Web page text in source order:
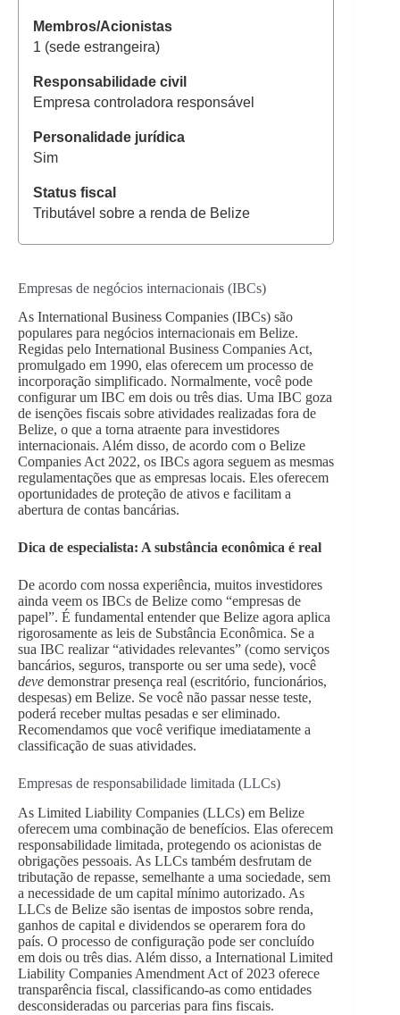
1 (sede estrangeira)
Empresa controladora responsável
Sim
Tributável sobre a renda de Belize
Empresas de negócios internacionais (IBCs)
As International Business Companies (IBCs) são
populares para negócios internacionais em Belize.
Regidas pelo International Business Companies Act,
promulgado em 1990, elas oferecem um processo de
incorporação simplificado. Normalmente, você pode
configurar um IBC em dois ou três dias. Uma IBC goza
de isenções fiscais sobre atividades realizadas fora de
Belize, o que a torna atraente para investidores
internacionais. Além disso, de acordo com o Belize
Companies Act 2022, os IBCs agora seguem as mesmas
regulamentações que as empresas locais. Eles oferecem
oportunidades de proteção de ativos e facilitam a
abertura de contas bancárias.
Dica de especialista: A substância econômica é real
De acordo com nossa experiência, muitos investidores
ainda veem os IBCs de Belize como “empresas de
papel”. É fundamental entender que Belize agora aplica
rigorosamente as leis de Substância Econômica. Se a
sua IBC realizar “atividades relevantes” (como serviços
bancários, seguros, transporte ou ser uma sede), você
deve demonstrar presença real (escritório, funcionários,
despesas) em Belize. Se você não passar nesse teste,
poderá receber multas pesadas e ser eliminado.
Recomendamos que você verifique imediatamente a
classificação de suas atividades.
Empresas de responsabilidade limitada (LLCs)
As Limited Liability Companies (LLCs) em Belize
oferecem uma combinação de benefícios. Elas oferecem
responsabilidade limitada, protegendo os acionistas de
obrigações pessoais. As LLCs também desfrutam de
tributação de repasse, semelhante a uma sociedade, sem
a necessidade de um capital mínimo autorizado. As
LLCs de Belize são isentas de impostos sobre renda,
ganhos de capital e dividendos se operarem fora do
país. O processo de configuração pode ser concluído
em dois ou três dias. Além disso, a International Limited
Liability Companies Amendment Act of 2023 oferece
transparência fiscal, classificando-as como entidades
desconsideradas ou parcerias para fins fiscais.